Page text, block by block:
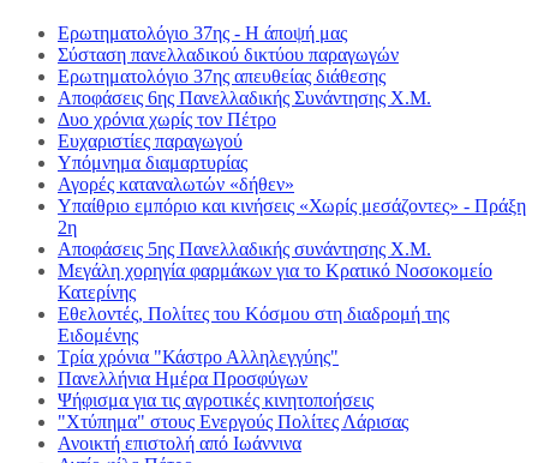
Ερωτηματολόγιο 37ης - Η άποψή μας
Σύσταση πανελλαδικού δικτύου παραγωγών
Ερωτηματολόγιο 37ης απευθείας διάθεσης
Αποφάσεις 6ης Πανελλαδικής Συνάντησης Χ.Μ.
Δυο χρόνια χωρίς τον Πέτρο
Ευχαριστίες παραγωγού
Υπόμνημα διαμαρτυρίας
Αγορές καταναλωτών «δήθεν»
Υπαίθριο εμπόριο και κινήσεις «Χωρίς μεσάζοντες» - Πράξη
2η
Αποφάσεις 5ης Πανελλαδικής συνάντησης Χ.Μ.
Μεγάλη χορηγία φαρμάκων για το Κρατικό Νοσοκομείο
Κατερίνης
Εθελοντές, Πολίτες του Κόσμου στη διαδρομή της
Ειδομένης
Τρία χρόνια "Κάστρο Αλληλεγγύης"
Πανελλήνια Ημέρα Προσφύγων
Ψήφισμα για τις αγροτικές κινητοποήσεις
"Χτύπημα" στους Ενεργούς Πολίτες Λάρισας
Ανοικτή επιστολή από Ιωάννινα